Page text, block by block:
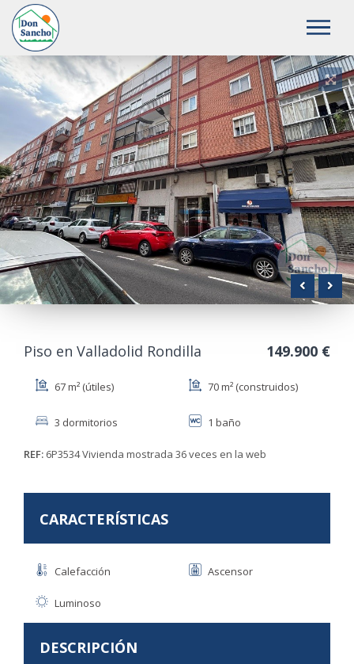
Anterior
Piso en Valladolid Rondilla 149.900 €
67 m² (útiles) 70 m² (construidos)
3 dormitorios 1 baño
REF: 6P3534Vivienda mostrada 36 veces en la web
CARACTERÍSTICAS
Calefacción Ascensor
Luminoso
DESCRIPCIÓN